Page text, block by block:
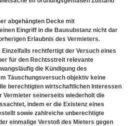
abgehängten Decke mit
Eingriff in die Bausubstanz nicht dar
Erlaubnis des Vermieters.
rechtfertigt der Versuch eines
für den Rechtsstreit relevante
die Kündigung des
Täuschungsversuch objektiv keine
berechtigten wirtschaftlichen Interessen
Vermieter seinerseits wiederholt die
indem er die Existenz eines
sowie zahlreiche unberechtigte
einmalige Verstoß des Mieters gegen